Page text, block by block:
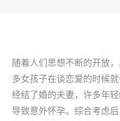
随着人们思想不断的开放
多女孩子在谈恋爱的时候
经结了婚的夫妻，许多年
导致意外怀孕。综合考虑